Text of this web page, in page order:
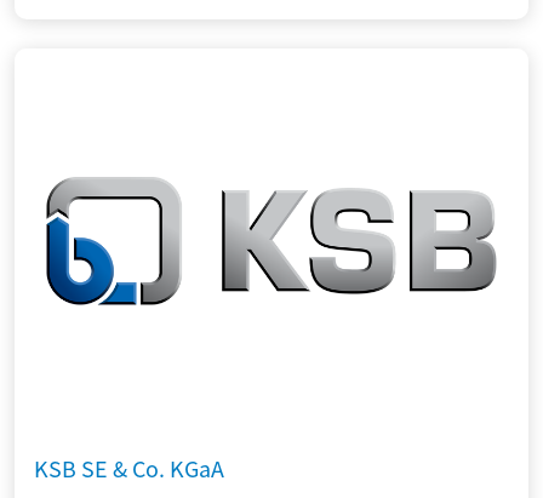
KSB SE & Co. KGaA